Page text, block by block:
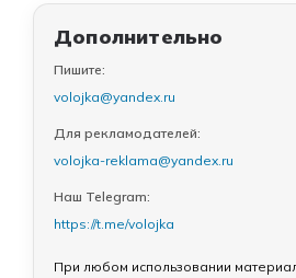
Дополнительно
Пишите:
volojka@yandex.ru
Для рекламодателей:
volojka-reklama@yandex.ru
Наш Telegram:
https://t.me/volojka
При любом использовании